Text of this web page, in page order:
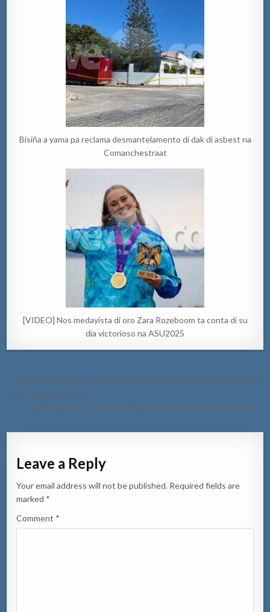
Bisiña a yama pa reclama desmantelamento di dak di asbest na
Comanchestraat
[VIDEO] Nos medayista di oro Zara Rozeboom ta conta di su
dia victorioso na ASU2025
Post
navigation
← Na Tanki Leendert un biaha mas cacho di bisinja ta sali for di cura y
ataka hende riba caya.
Accidente semi-frontal na Baby Beach cu hopi daño material. →
Leave a Reply
Your email address will not be published. Required fields are
marked *
Comment *